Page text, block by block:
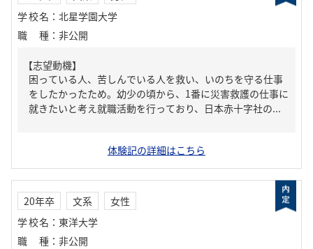
学校名 ： 北星学園大学
職種 ： 非公開
【志望動機】
困っている人、苦しんでいる人を救い、いのちを守る仕事
をしたかったため。幼少の頃から、1番に災害救護の仕事に
就きたいと考え就職活動を行っており、日本赤十字社の...
体験記の詳細はこちら
20年卒 文系
女性
学校名 ： 東洋大学
職種 ： 非公開